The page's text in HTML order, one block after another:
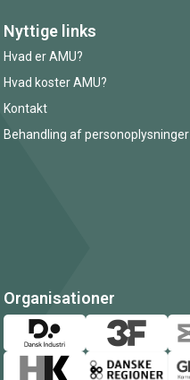
Nyttige links
Hvad er AMU?
Hvad koster AMU?
Kontakt
Behandling af personoplysninger
Organisationer